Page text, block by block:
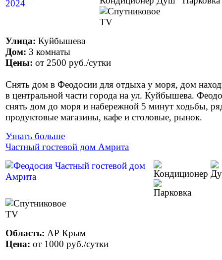
Улица: Куйбышева
Дом: 3 комнаты
Цены: от 2500 руб./сутки
Снять дом в Феодосии для отдыха у моря, дом
в центральной части города на ул. Куйбышева.
снять дом до моря и набережной 5 минут ходьбы,
продуктовые магазины, кафе и столовые, рынок.
Узнать больше
Частный гостевой дом Амрита
Область: АР Крым
Цена: от 1000 руб./сутки